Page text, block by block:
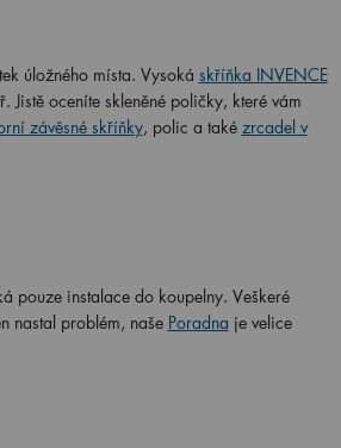
úložného místa. Vysoká skříňka INVENCE
Jistě oceníte skleněné poličky, které vám
závěsné skříňky, polic a také zrcadel v
pouze instalace do koupelny. Veškeré
nastal problém, naše Poradna je velice